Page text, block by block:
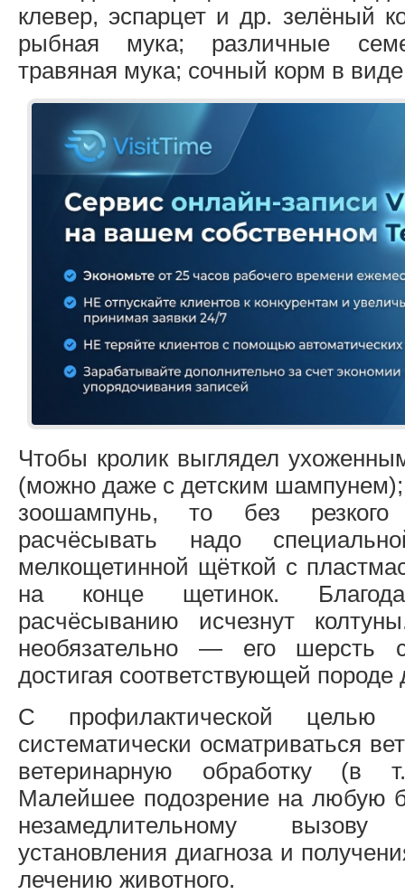
клевер, эспарцет и др. зелёный
рыбная мука; различные
травяная мука; сочный корм в
Чтобы кролик выглядел
(можно даже с детским шампунем);
зоошампунь, то без
расчёсывать надо
мелкощетинной щёткой с
на конце щетинок.
расчёсыванию исчезнут
необязательно — его шерсть
достигая соответствующей
С профилактической целью
систематически осматриваться
ветеринарную обработку (в
Малейшее подозрение на любую
незамедлительному
установления диагноза и
лечению животного.